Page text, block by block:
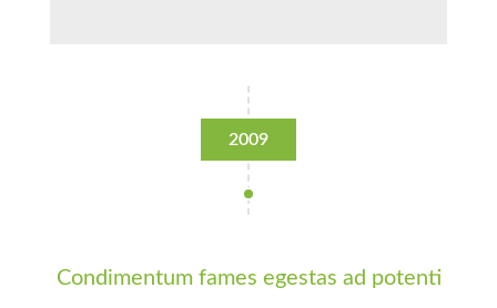
2009
Condimentum fames egestas ad potenti